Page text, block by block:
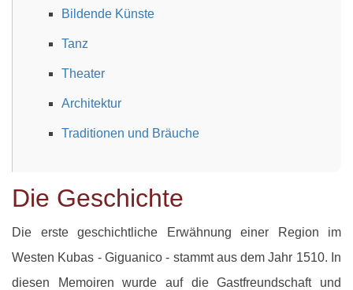
Bildende Künste
Tanz
Theater
Architektur
Traditionen und Bräuche
Die Geschichte
Die erste geschichtliche Erwähnung einer Region im
Westen Kubas - Giguanico - stammt aus dem Jahr 1510. In
diesen Memoiren wurde auf die Gastfreundschaft und